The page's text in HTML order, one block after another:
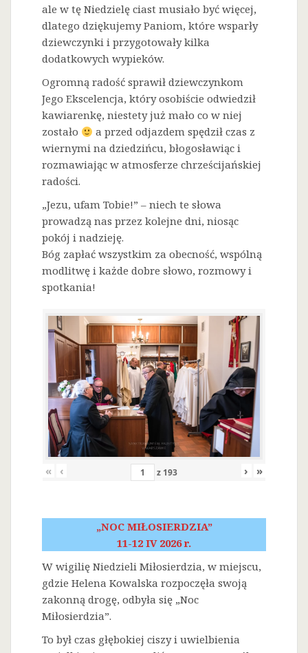
ale w tę Niedzielę ciast musiało być więcej,
dlatego dziękujemy Paniom, które wsparły
dziewczynki i przygotowały kilka
dodatkowych wypieków.
Ogromną radość sprawił dziewczynkom
Jego Ekscelencja, który osobiście odwiedził
kawiarenkę, niestety już mało co w niej
zostało
a przed odjazdem spędził czas z
wiernymi na dziedzińcu, błogosławiąc i
rozmawiając w atmosferze chrześcijańskiej
radości.
„Jezu, ufam Tobie!” – niech te słowa
prowadzą nas przez kolejne dni, niosąc
pokój i nadzieję.
Bóg zapłać wszystkim za obecność, wspólną
modlitwę i każde dobre słowo, rozmowy i
spotkania!
« ‹ z 193 › »
„NOC MIŁOSIERDZIA”
11-12 IV 2026 r.
W wigilię Niedzieli Miłosierdzia, w miejscu,
gdzie Helena Kowalska rozpoczęła swoją
zakonną drogę, odbyła się „Noc
Miłosierdzia”.
To był czas głębokiej ciszy i uwielbienia